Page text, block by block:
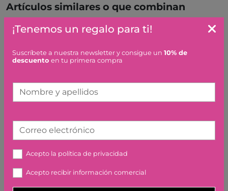
Artículos similares o que combinan
CONEJITO DE PELUCHE,
MAILEG
MICRO - ARENA - MENTA
¡Tenemos un regalo para ti!
Suscríbete a nuestra newsletter y consigue un 10% de
descuento en tu primera compra
Nombre y apellidos
Correo electrónico
Acepto la política de privacidad
Acepto recibir información comercial